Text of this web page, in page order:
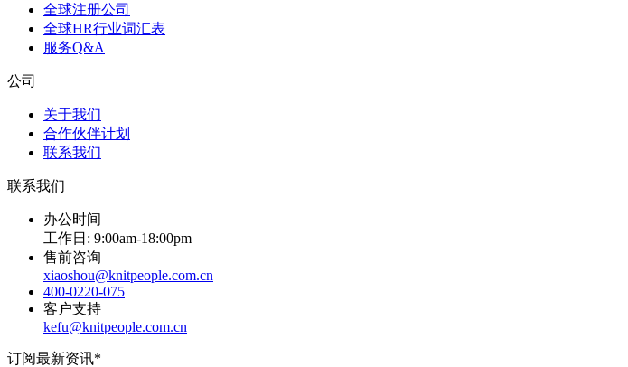
全球注册公司
全球HR行业词汇表
服务Q&A
公司
关于我们
合作伙伴计划
联系我们
联系我们
办公时间
工作日: 9:00am-18:00pm
售前咨询
xiaoshou@knitpeople.com.cn
400-0220-075
客户支持
kefu@knitpeople.com.cn
订阅最新资讯*